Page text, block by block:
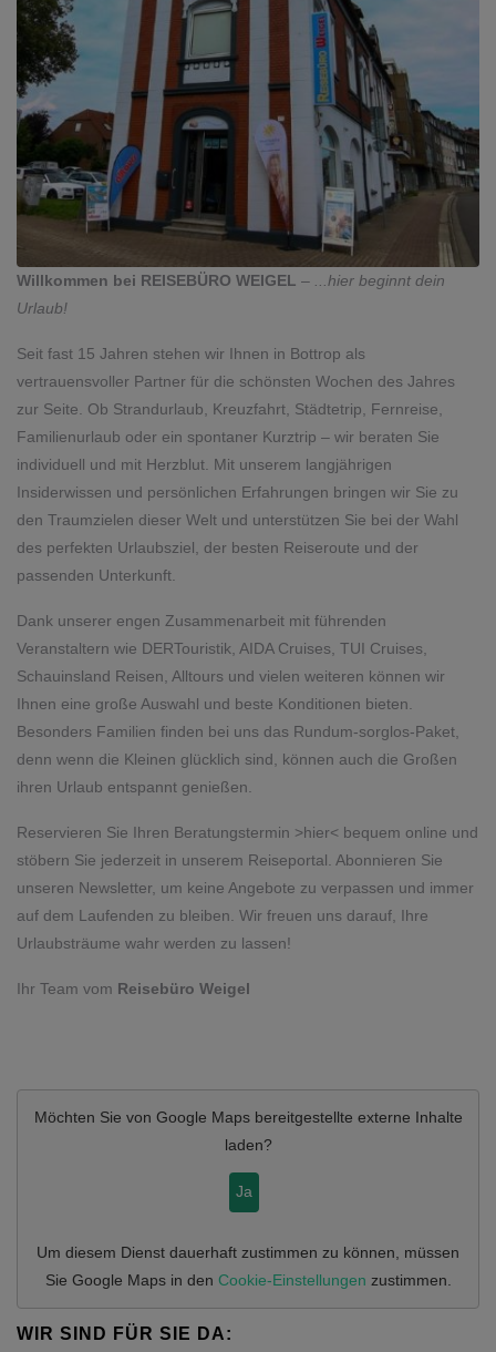
Willkommen bei REISEBÜRO WEIGEL –
...hier beginnt dein
Urlaub!
Seit fast 15 Jahren stehen wir Ihnen in Bottrop als
vertrauensvoller Partner für die schönsten Wochen des Jahres
zur Seite. Ob Strandurlaub, Kreuzfahrt, Städtetrip, Fernreise,
Familienurlaub oder ein spontaner Kurztrip – wir beraten Sie
individuell und mit Herzblut. Mit unserem langjährigen
Insiderwissen und persönlichen Erfahrungen bringen wir Sie zu
den Traumzielen dieser Welt und unterstützen Sie bei der Wahl
des perfekten Urlaubsziel, der besten Reiseroute und der
passenden Unterkunft.
Dank unserer engen Zusammenarbeit mit führenden
Veranstaltern wie DERTouristik, AIDA Cruises, TUI Cruises,
Schauinsland Reisen, Alltours und vielen weiteren können wir
Ihnen eine große Auswahl und beste Konditionen bieten.
Besonders Familien finden bei uns das Rundum-sorglos-Paket,
denn wenn die Kleinen glücklich sind, können auch die Großen
ihren Urlaub entspannt genießen.
Reservieren Sie Ihren Beratungstermin >hier< bequem online und
stöbern Sie jederzeit in unserem Reiseportal. Abonnieren Sie
unseren Newsletter, um keine Angebote zu verpassen und immer
auf dem Laufenden zu bleiben. Wir freuen uns darauf, Ihre
Urlaubsträume wahr werden zu lassen!
​​​​​​​ Ihr Team vom Reisebüro Weigel
Möchten Sie von Google Mapsbereitgestellte externe Inhalte
laden?
Ja
Um diesem Dienst dauerhaft zustimmen zu können, müssen
Sie Google Mapsin den Cookie-Einstellungen zustimmen.
WIR SIND FÜR SIE DA: